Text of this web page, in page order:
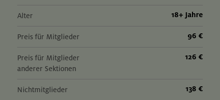
Alter 18+ Jahre
Preis für Mitglieder 96 €
Preis für Mitglieder
anderer Sektionen
126 €
Nichtmitglieder 138 €